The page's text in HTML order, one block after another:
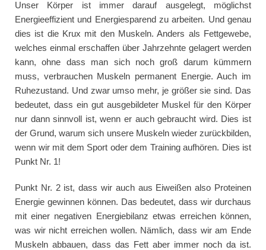
Unser Körper ist immer darauf ausgelegt, möglichst
Energieeffizient und Energiesparend zu arbeiten. Und genau
dies ist die Krux mit den Muskeln. Anders als Fettgewebe,
welches einmal erschaffen über Jahrzehnte gelagert werden
kann, ohne dass man sich noch groß darum kümmern
muss, verbrauchen Muskeln permanent Energie. Auch im
Ruhezustand. Und zwar umso mehr, je größer sie sind. Das
bedeutet, dass ein gut ausgebildeter Muskel für den Körper
nur dann sinnvoll ist, wenn er auch gebraucht wird. Dies ist
der Grund, warum sich unsere Muskeln wieder zurückbilden,
wenn wir mit dem Sport oder dem Training aufhören. Dies ist
Punkt Nr. 1!
Punkt Nr. 2 ist, dass wir auch aus Eiweißen also Proteinen
Energie gewinnen können. Das bedeutet, dass wir durchaus
mit einer negativen Energiebilanz etwas erreichen können,
was wir nicht erreichen wollen. Nämlich, dass wir am Ende
Muskeln abbauen, dass das Fett aber immer noch da ist.